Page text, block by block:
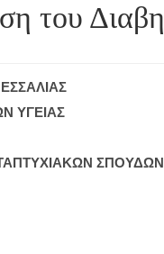
του
ΥΓΕΙΑΣ
ΣΠΟΥΔΩΝ